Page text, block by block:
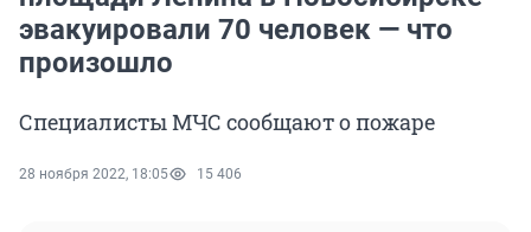
эвакуировали 70 человек — что
произошло
Специалисты МЧС сообщают о пожаре
28 ноября 2022, 18:05 15 406